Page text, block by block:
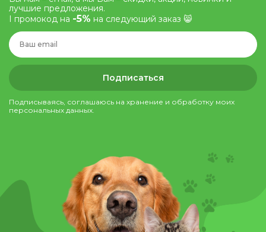
лучшие предложения.
І промокод на -5% на следующий заказ 😸
Подписаться
Подписываясь, соглашаюсь на хранение и обработку моих
персональных данных.